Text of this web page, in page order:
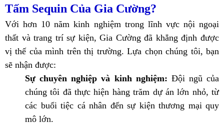
Tấm Sequin Của Gia Cường?
Với hơn 10 năm kinh nghiệm trong lĩnh vực nội ngoại
thất và trang trí sự kiện, Gia Cường đã khẳng định được
vị thế của mình trên thị trường. Lựa chọn chúng tôi, bạn
sẽ nhận được:
Sự chuyên nghiệp và kinh nghiệm: Đội ngũ của
chúng tôi đã thực hiện hàng trăm dự án lớn nhỏ, từ
các buổi tiệc cá nhân đến sự kiện thương mại quy
mô lớn.